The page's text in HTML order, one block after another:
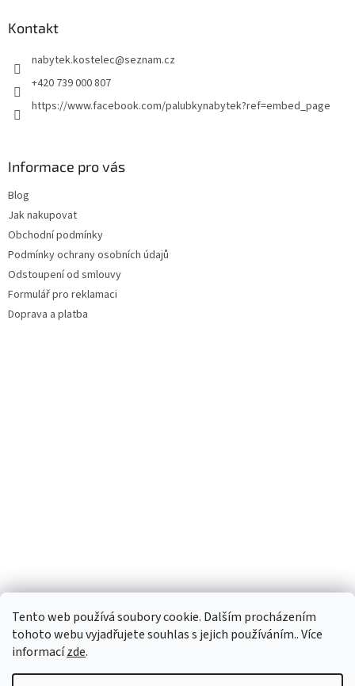
Tento web používá soubory cookie. Dalším procházením
tohoto webu vyjadřujete souhlas s jejich používáním.. Více
informacízde.
Kontakt
nabytek.kostelec@seznam.cz
+420 739 000 807
https://www.facebook.com/palubkynabytek?ref=embed_page
Informace pro vás
Blog
Jak nakupovat
Obchodní podmínky
Podmínky ochrany osobních údajů
Odstoupení od smlouvy
Formulář pro reklamaci
Doprava a platba
Facebook